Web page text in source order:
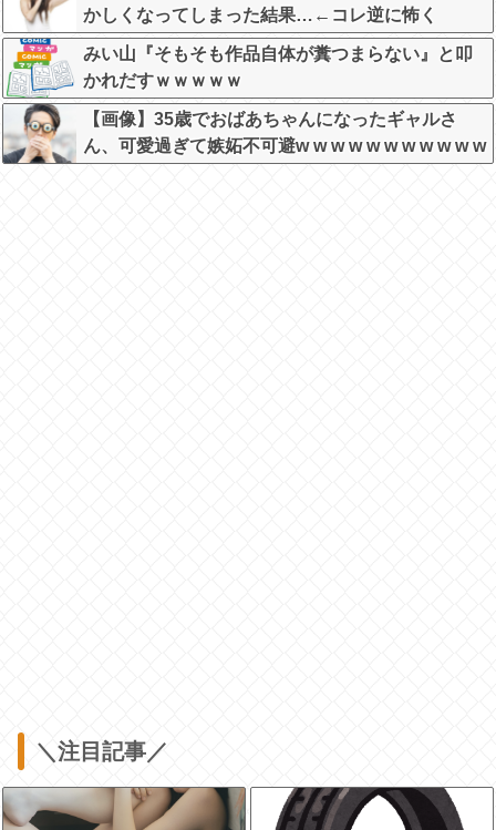
かしくなってしまった結果…←コレ逆に怖く
ね…？
みい山『そもそも作品自体が糞つまらない』と叩
かれだすｗｗｗｗｗ
【画像】35歳でおばあちゃんになったギャルさ
ん、可愛過ぎて嫉妬不可避w w w w w w w w w w w
＼注目記事／